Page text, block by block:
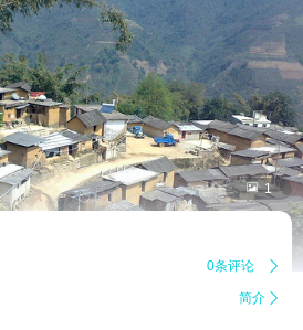
 1
0条评论 
简介 